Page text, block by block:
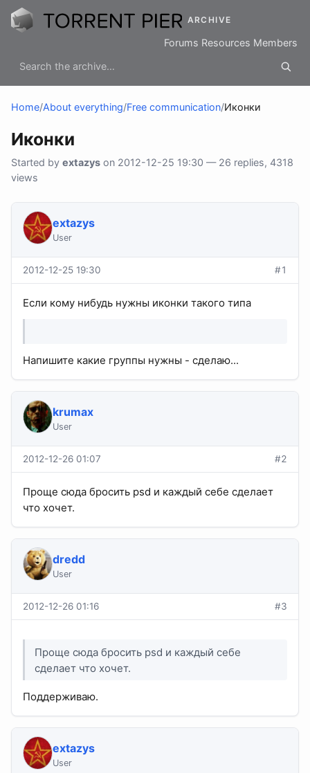
ARCHIVE
Forums Resources Members
Home/About everything/Free communication/Иконки
Иконки
Started by extazys on 2012-12-25 19:30 — 26 replies, 4318
views
extazys
User
2012-12-25 19:30 #1
Если кому нибудь нужны иконки такого типа
Напишите какие группы нужны - сделаю...
krumax
User
2012-12-26 01:07 #2
Проще сюда бросить psd и каждый себе сделает
что хочет.
dredd
User
2012-12-26 01:16 #3
Проще сюда бросить psd и каждый себе
сделает что хочет.
Поддерживаю.
extazys
User